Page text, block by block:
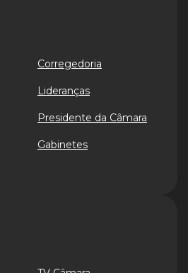
Corregedoria
Lideranças
Presidente da Câmara
Gabinetes